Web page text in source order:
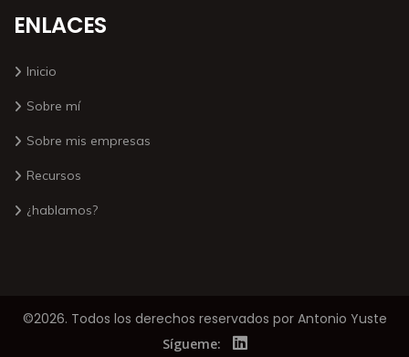
ENLACES
Inicio
Sobre mí
Sobre mis empresas
Recursos
¿hablamos?
©2026. Todos los derechos reservados por Antonio Yuste
Sígueme: